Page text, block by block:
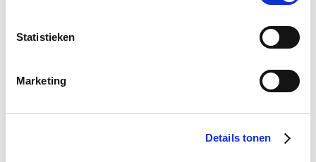
Statistieken
Marketing
Details tonen
-25 %